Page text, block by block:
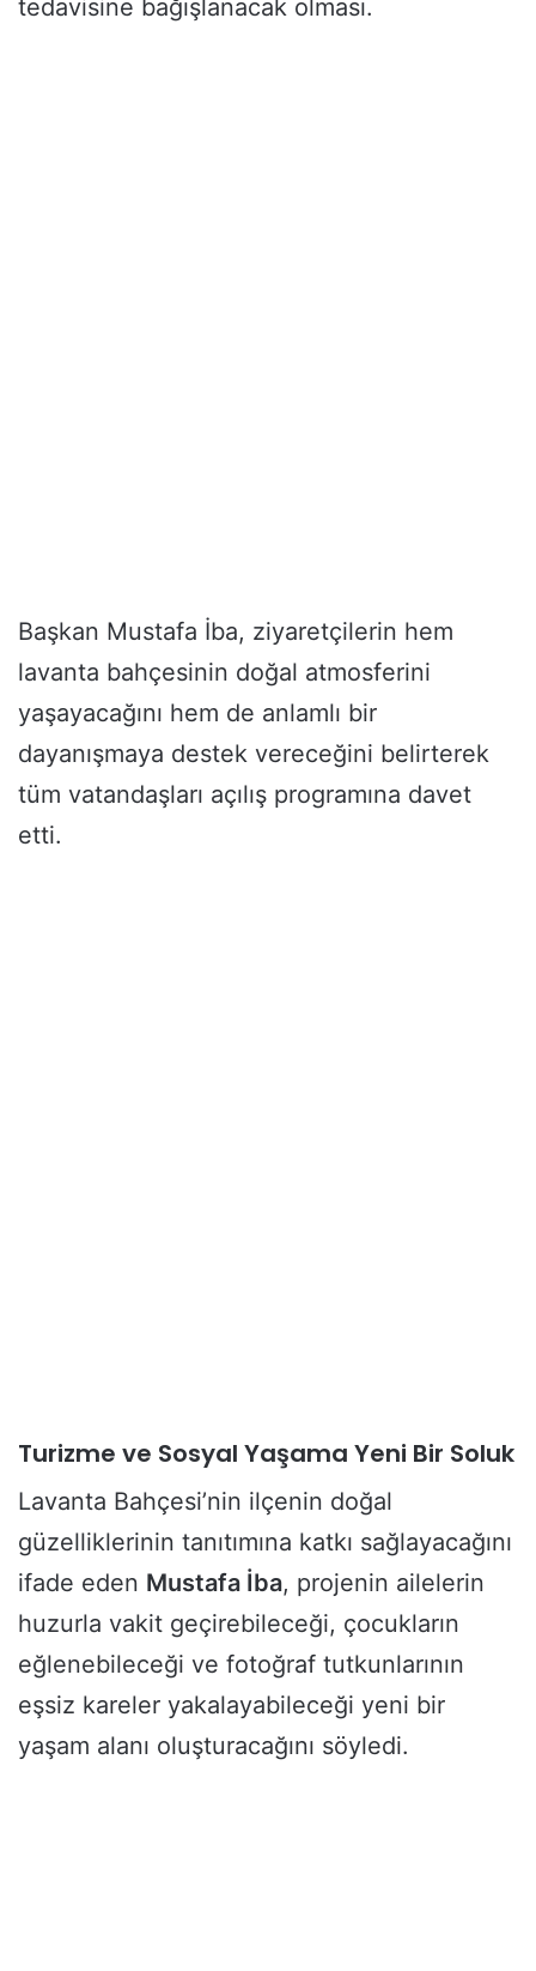
tedavisine bağışlanacak olması.
Başkan Mustafa İba, ziyaretçilerin hem
lavanta bahçesinin doğal atmosferini
yaşayacağını hem de anlamlı bir
dayanışmaya destek vereceğini belirterek
tüm vatandaşları açılış programına davet
etti.
Turizme ve Sosyal Yaşama Yeni Bir Soluk
Lavanta Bahçesi’nin ilçenin doğal
güzelliklerinin tanıtımına katkı sağlayacağını
ifade eden Mustafa İba, projenin ailelerin
huzurla vakit geçirebileceği, çocukların
eğlenebileceği ve fotoğraf tutkunlarının
eşsiz kareler yakalayabileceği yeni bir
yaşam alanı oluşturacağını söyledi.